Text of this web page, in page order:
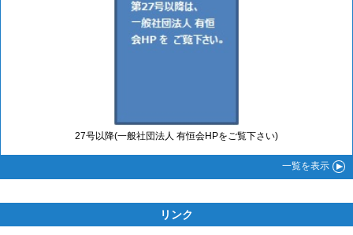
27号以降(一般社団法人 有恒会HPをご覧下さい)
一覧を表示
リンク